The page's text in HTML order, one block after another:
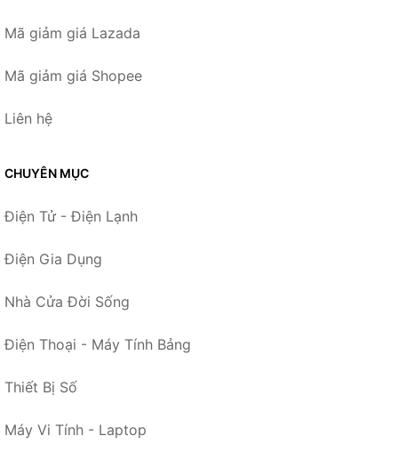
Mã giảm giá Lazada
Mã giảm giá Shopee
Liên hệ
CHUYÊN MỤC
Điện Tử - Điện Lạnh
Điện Gia Dụng
Nhà Cửa Đời Sống
Điện Thoại - Máy Tính Bảng
Thiết Bị Số
Máy Vi Tính - Laptop